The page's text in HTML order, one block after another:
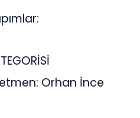
Orhan İnce